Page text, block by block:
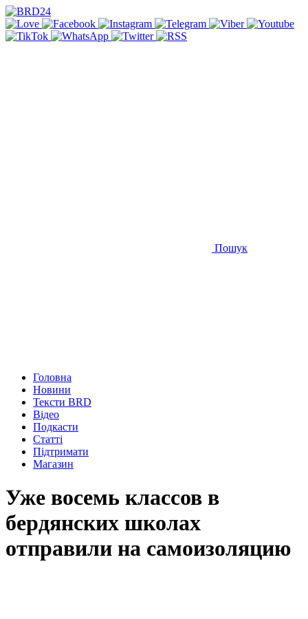
Пошук
Головна
Новини
Тексти BRD
Відео
Подкасти
Статті
Підтримати
Магазин
Уже восемь классов в
бердянских школах
отправили на самоизоляцию